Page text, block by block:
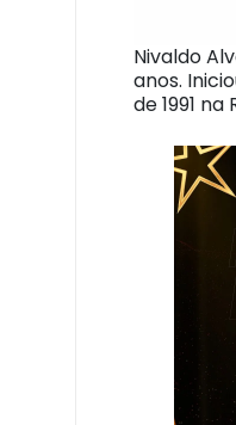
Nivaldo
anos.
de 1991 na